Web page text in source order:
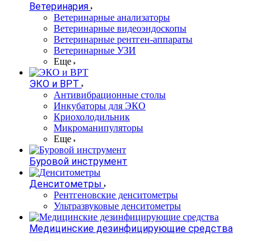
Ветеринария
Ветеринарные анализаторы
Ветеринарные видеоэндоскопы
Ветеринарные рентген-аппараты
Ветеринарные УЗИ
Еще
ЭКО и ВРТ
Антивибрационные столы
Инкубаторы для ЭКО
Криохолодильник
Микроманипуляторы
Еще
Буровой инструмент
Денситометры
Рентгеновские денситометры
Ультразвуковые денситометры
Медицинские дезинфицирующие средства